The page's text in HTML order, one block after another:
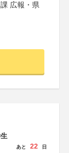
広報・県
あと 22 日